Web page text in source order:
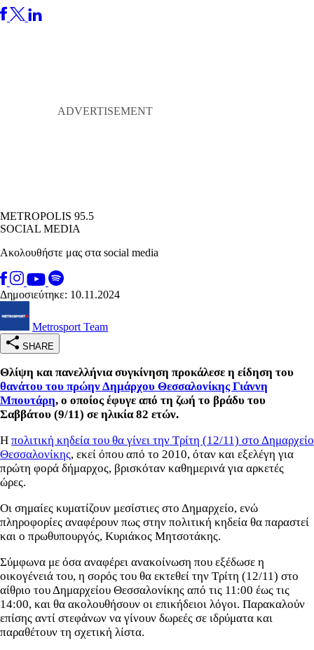
METROPOLIS 95.5
SOCIAL MEDIA
Ακολουθήστε μας στα social media
Δημοσιεύτηκε: 10.11.2024
Metrosport Team
SHARE
Θλίψη και πανελλήνια συγκίνηση προκάλεσε η είδηση του
θανάτου του πρώην Δημάρχου Θεσσαλονίκης Γιάννη
Μπουτάρη, ο οποίος έφυγε από τη ζωή το βράδυ του
Σαββάτου (9/11) σε ηλικία 82 ετών.
Η πολιτική κηδεία του θα γίνει την Τρίτη (12/11) στο Δημαρχείο
Θεσσαλονίκης, εκεί όπου από το 2010, όταν και εξελέγη για
πρώτη φορά δήμαρχος, βρισκόταν καθημερινά για αρκετές
ώρες.
Οι σημαίες κυματίζουν μεσίστιες στο Δημαρχείο, ενώ
πληροφορίες αναφέρουν πως στην πολιτική κηδεία θα παραστεί
και ο πρωθυπουργός, Κυριάκος Μητσοτάκης.
Σύμφωνα με όσα αναφέρει ανακοίνωση που εξέδωσε η
οικογένειά του, η σορός του θα εκτεθεί την Τρίτη (12/11) στο
αίθριο του Δημαρχείου Θεσσαλονίκης από τις 11:00 έως τις
14:00, και θα ακολουθήσουν οι επικήδειοι λόγοι. Παρακαλούν
επίσης αντί στεφάνων να γίνουν δωρεές σε ιδρύματα και
παραθέτουν τη σχετική λίστα.